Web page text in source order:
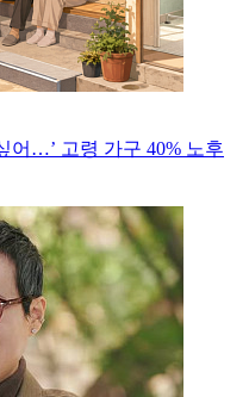
어…’ 고령 가구 40% 노후